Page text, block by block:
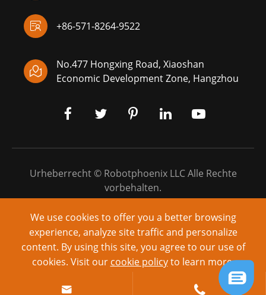
+86-571-8264-9522


No.477 Hongxing Road, Xiaoshan
Economic Development Zone, Hangzhou
Urheberrecht © Robotphoenix LLCAlle Rechte
vorbehalten.
Sitemap
Datenschutz richtlinie
Angetrieben von: yinqingli.com
 
We use cookies to offer you a better browsing
experience, analyze site traffic and personalize
content. By using this site, you agree to our use of
cookies. Visit our cookie policyto learn more.